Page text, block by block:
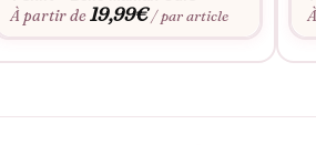
À partir de19,99€ / par article